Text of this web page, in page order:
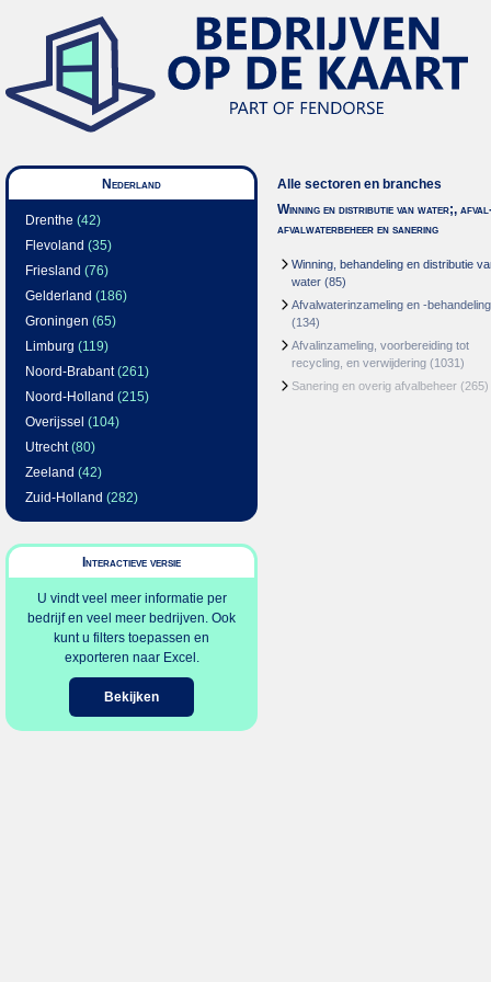
Nederland
Drenthe (42)
Flevoland (35)
Friesland (76)
Gelderland (186)
Groningen (65)
Limburg (119)
Noord-Brabant(261)
Noord-Holland (215)
Overijssel (104)
Utrecht(80)
Zeeland (42)
Zuid-Holland (282)
Interactieve versie
U vindt veel meer informatie per
bedrijf en veel meer bedrijven. Ook
kunt u filters toepassen en
exporteren naar Excel.
Bekijken
Alle sectoren en branches
Winning en distributie van water;,
afvalwaterbeheer en sanering
Winning, behandeling en distributie
water (85)
Afvalwaterinzameling en -behandeling
(134)
Afvalinzameling, voorbereiding tot
recycling, en verwijdering (1031)
Sanering en overig afvalbeheer (265)